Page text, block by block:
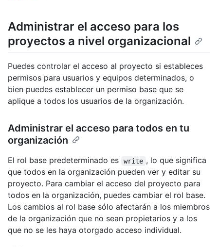
Administrar el acceso para los
proyectos a nivel organizacional
Puedes controlar el acceso al proyecto si estableces
permisos para usuarios y equipos determinados, o
bien puedes establecer un permiso base que se
aplique a todos los usuarios de la organización.
Administrar el acceso para todos en tu
organización
El rol base predeterminado es write , lo que significa
que todos en la organización pueden ver y editar su
proyecto. Para cambiar el acceso del proyecto para
todos en la organización, puedes cambiar el rol base.
Los cambios al rol base sólo afectarán a los miembros
de la organización que no sean propietarios y a los
que no se les haya otorgado acceso individual.